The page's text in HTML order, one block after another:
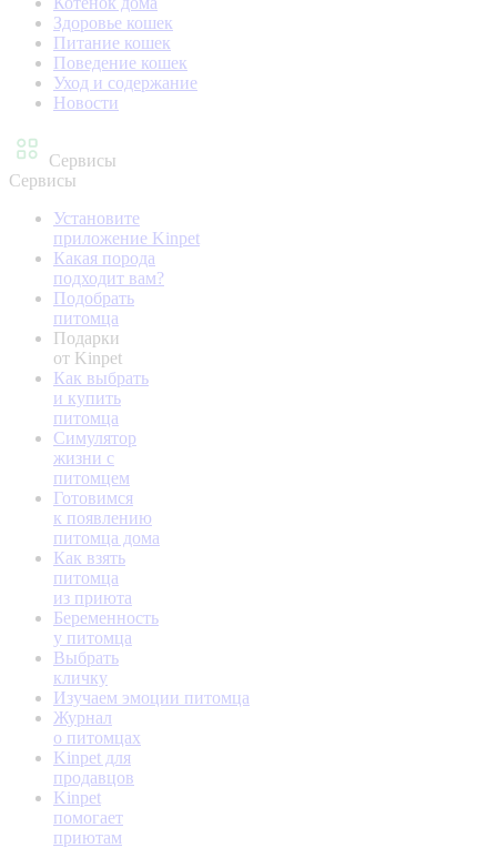
Здоровье кошек
Питание кошек
Поведение кошек
Уход и содержание
Новости
Сервисы
Сервисы
Установите
приложение Kinpet
Какая порода
подходит вам?
Подобрать
питомца
Подарки
от Kinpet
Как выбрать
и купить
питомца
Симулятор
жизни с
питомцем
Готовимся
к появлению
питомца дома
Как взять
питомца
из приюта
Беременность
у питомца
Выбрать
кличку
Изучаем эмоции питомца
Журнал
о питомцах
Kinpet для
продавцов
Kinpet
помогает
приютам